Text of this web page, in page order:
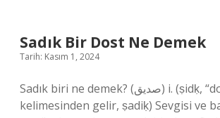
Sadık Bir Dost Ne Demek
Tarih: Kasım 1, 2024
Sadık biri ne demek? (ﺻﺪﻳﻖ) i. (ṣidḳ, “doğru olmak”
kelimesinden gelir, ṣadіḳ) Sevgisi ve